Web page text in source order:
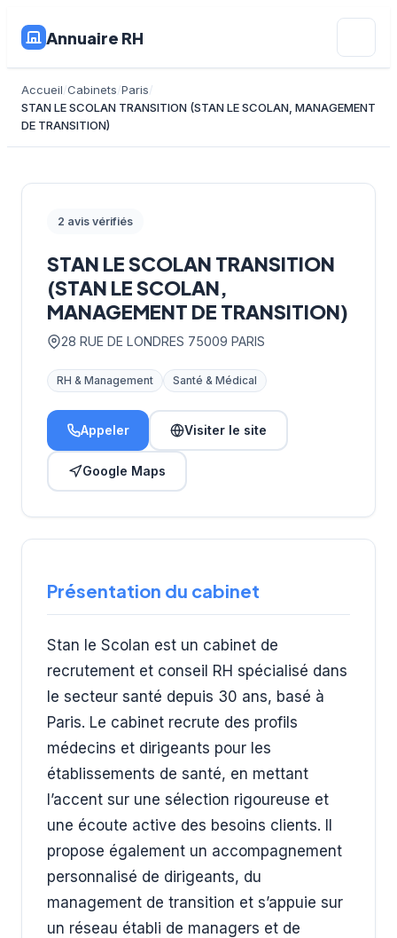
Annuaire RH
Accueil Cabinets Paris
STAN LE SCOLAN TRANSITION (STAN LE SCOLAN, MANAGEMENT
DE TRANSITION)
2 avis vérifiés
STAN LE SCOLAN TRANSITION
(STAN LE SCOLAN,
MANAGEMENT DE TRANSITION)
28 RUE DE LONDRES 75009 PARIS
RH & Management Santé & Médical
Appeler Visiter le site
Google Maps
Présentation du cabinet
Stan le Scolan est un cabinet de
recrutement et conseil RH spécialisé dans
le secteur santé depuis 30 ans, basé à
Paris. Le cabinet recrute des profils
médecins et dirigeants pour les
établissements de santé, en mettant
l’accent sur une sélection rigoureuse et
une écoute active des besoins clients. Il
propose également un accompagnement
personnalisé de dirigeants, du
management de transition et s’appuie sur
un réseau établi de managers et de